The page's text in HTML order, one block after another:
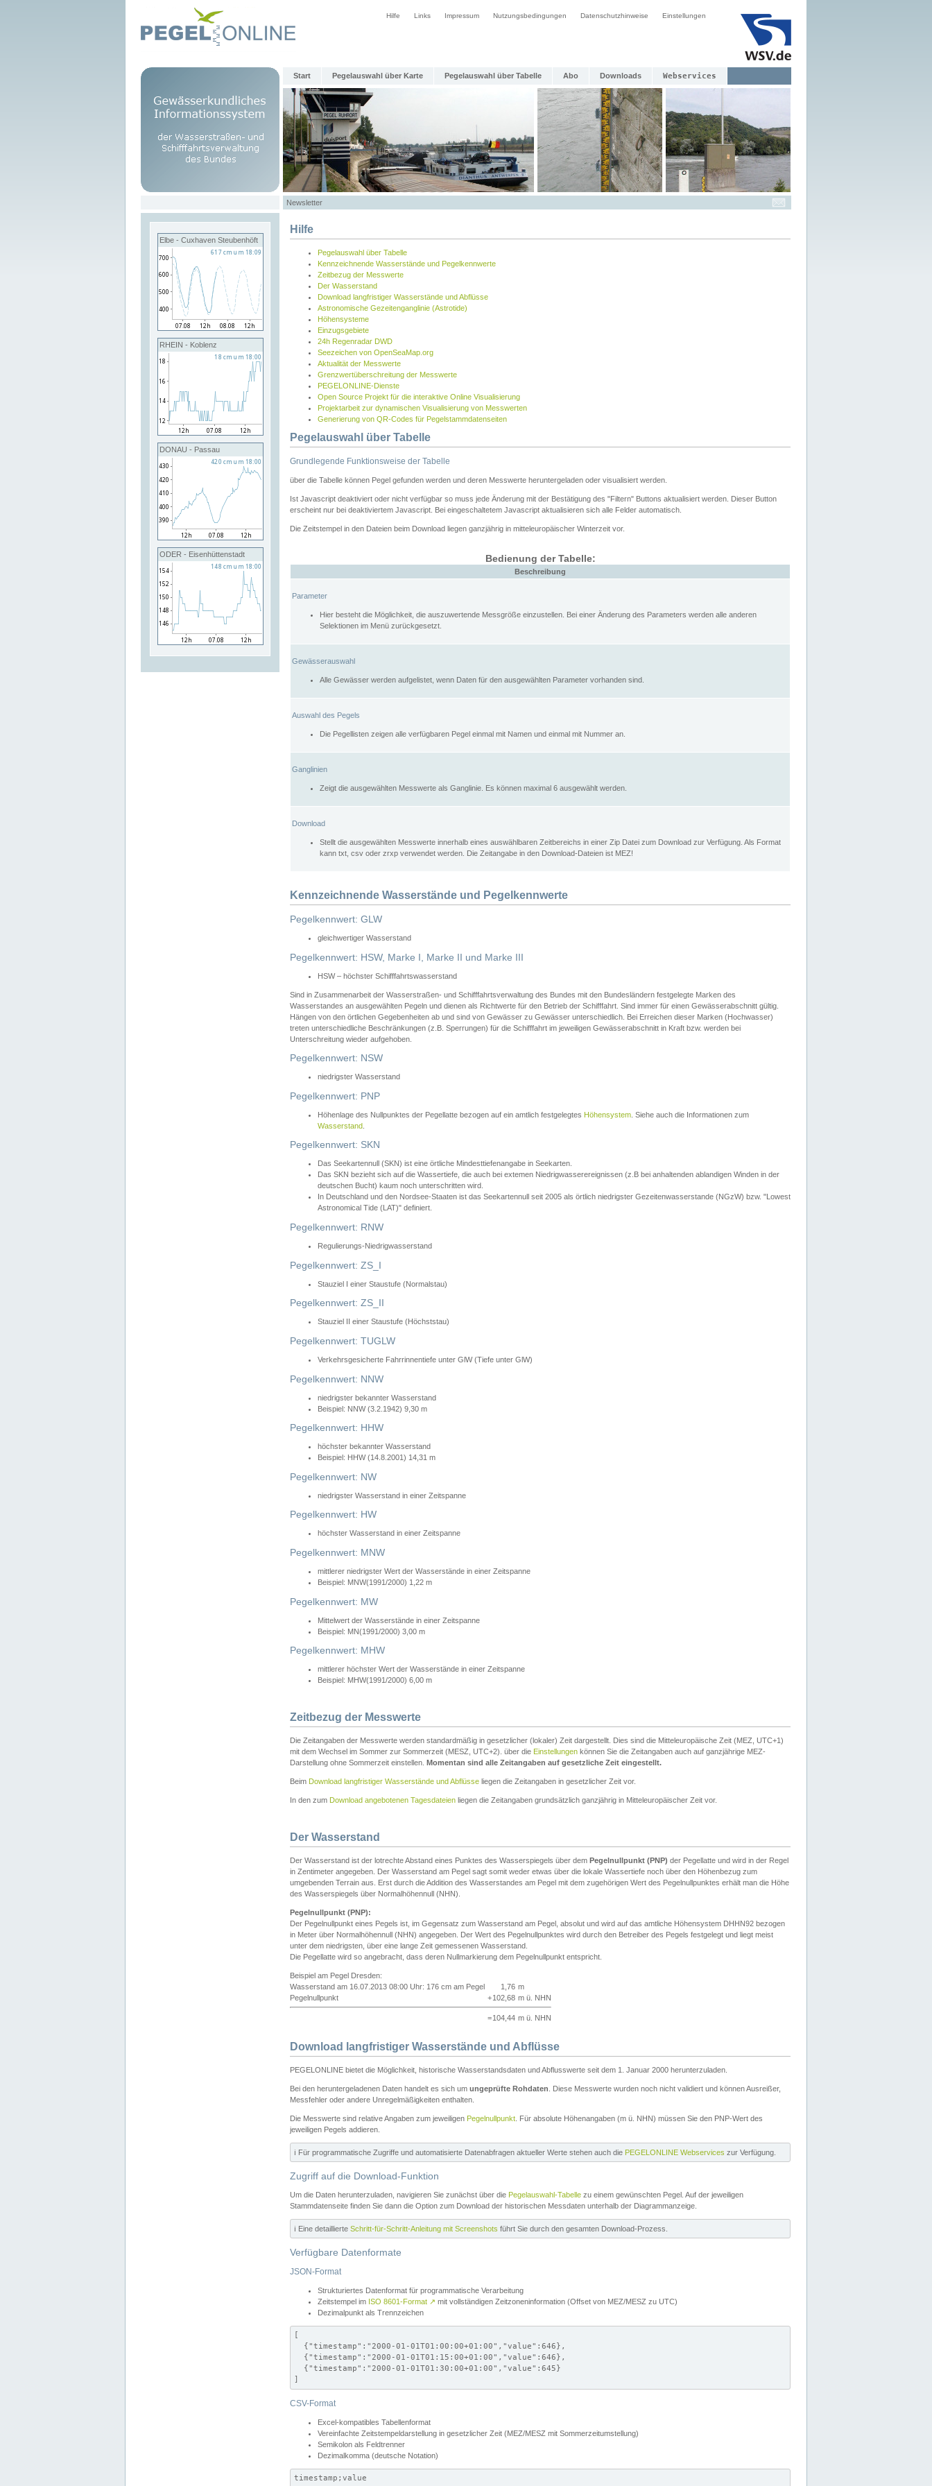
Hilfe Links Impressum Nutzungsbedingungen Datenschutzhinweise Einstellungen
Start Pegelauswahl über Karte Pegelauswahl über Tabelle Abo Downloads Webservices
Newsletter
Elbe - Cuxhaven Steubenhöft
RHEIN - Koblenz
DONAU - Passau
ODER - Eisenhüttenstadt
Hilfe
Pegelauswahl über Tabelle
Kennzeichnende Wasserstände und Pegelkennwerte
Zeitbezug der Messwerte
Der Wasserstand
Download langfristiger Wasserstände und Abflüsse
Astronomische Gezeitenganglinie (Astrotide)
Höhensysteme
Einzugsgebiete
24h Regenradar DWD
Seezeichen von OpenSeaMap.org
Aktualität der Messwerte
Grenzwertüberschreitung der Messwerte
PEGELONLINE-Dienste
Open Source Projekt für die interaktive Online Visualisierung
Projektarbeit zur dynamischen Visualisierung von Messwerten
Generierung von QR-Codes für Pegelstammdatenseiten
Pegelauswahl über Tabelle
Grundlegende Funktionsweise der Tabelle
über die Tabelle können Pegel gefunden werden und deren Messwerte heruntergeladen oder visualisiert werden.
Ist Javascript deaktiviert oder nicht verfügbar so muss jede Änderung mit der Bestätigung des "Filtern" Buttons aktualisiert werden. Dieser Button
erscheint nur bei deaktiviertem Javascript. Bei eingeschaltetem Javascript aktualisieren sich alle Felder automatisch.
Die Zeitstempel in den Dateien beim Download liegen ganzjährig in mitteleuropäischer Winterzeit vor.
Bedienung der Tabelle:
Beschreibung
Parameter
Hier besteht die Möglichkeit, die auszuwertende Messgröße einzustellen. Bei einer Änderung des Parameters werden alle anderen
Selektionen im Menü zurückgesetzt.
Gewässerauswahl
Alle Gewässer werden aufgelistet, wenn Daten für den ausgewählten Parameter vorhanden sind.
Auswahl des Pegels
Die Pegellisten zeigen alle verfügbaren Pegel einmal mit Namen und einmal mit Nummer an.
Ganglinien
Zeigt die ausgewählten Messwerte als Ganglinie. Es können maximal 6 ausgewählt werden.
Download
Stellt die ausgewählten Messwerte innerhalb eines auswählbaren Zeitbereichs in einer Zip Datei zum Download zur Verfügung. Als Format
kann txt, csv oder zrxp verwendet werden. Die Zeitangabe in den Download-Dateien ist MEZ!
Kennzeichnende Wasserstände und Pegelkennwerte
Pegelkennwert: GLW
gleichwertiger Wasserstand
Pegelkennwert: HSW, Marke I, Marke II und Marke III
HSW – höchster Schifffahrtswasserstand
Sind in Zusammenarbeit der Wasserstraßen- und Schifffahrtsverwaltung des Bundes mit den Bundesländern festgelegte Marken des
Wasserstandes an ausgewählten Pegeln und dienen als Richtwerte für den Betrieb der Schifffahrt. Sind immer für einen Gewässerabschnitt gültig.
Hängen von den örtlichen Gegebenheiten ab und sind von Gewässer zu Gewässer unterschiedlich. Bei Erreichen dieser Marken (Hochwasser)
treten unterschiedliche Beschränkungen (z.B. Sperrungen) für die Schifffahrt im jeweiligen Gewässerabschnitt in Kraft bzw. werden bei
Unterschreitung wieder aufgehoben.
Pegelkennwert: NSW
niedrigster Wasserstand
Pegelkennwert: PNP
Höhenlage des Nullpunktes der Pegellatte bezogen auf ein amtlich festgelegtes Höhensystem . Siehe auch die Informationen zum
Wasserstand
Pegelkennwert: SKN
Das Seekartennull (SKN) ist eine örtliche Mindesttiefenangabe in Seekarten.
Das SKN bezieht sich auf die Wassertiefe, die auch bei extemen Niedrigwasserereignissen (z.B bei anhaltenden ablandigen Winden in der
deutschen Bucht) kaum noch unterschritten wird.
In Deutschland und den Nordsee-Staaten ist das Seekartennull seit 2005 als örtlich niedrigster Gezeitenwasserstande (NGzW) bzw. "Lowest
Astronomical Tide (LAT)" definiert.
Pegelkennwert: RNW
Regulierungs-Niedrigwasserstand
Pegelkennwert: ZS_I
Stauziel I einer Staustufe (Normalstau)
Pegelkennwert: ZS_II
Stauziel II einer Staustufe (Höchststau)
Pegelkennwert: TUGLW
Verkehrsgesicherte Fahrrinnentiefe unter GlW (Tiefe unter GlW)
Pegelkennwert: NNW
niedrigster bekannter Wasserstand
Beispiel: NNW (3.2.1942) 9,30 m
Pegelkennwert: HHW
höchster bekannter Wasserstand
Beispiel: HHW (14.8.2001) 14,31 m
Pegelkennwert: NW
niedrigster Wasserstand in einer Zeitspanne
Pegelkennwert: HW
höchster Wasserstand in einer Zeitspanne
Pegelkennwert: MNW
mittlerer niedrigster Wert der Wasserstände in einer Zeitspanne
Beispiel: MNW(1991/2000) 1,22 m
Pegelkennwert: MW
Mittelwert der Wasserstände in einer Zeitspanne
Beispiel: MN(1991/2000) 3,00 m
Pegelkennwert: MHW
mittlerer höchster Wert der Wasserstände in einer Zeitspanne
Beispiel: MHW(1991/2000) 6,00 m
Zeitbezug der Messwerte
Die Zeitangaben der Messwerte werden standardmäßig in gesetzlicher (lokaler) Zeit dargestellt. Dies sind die Mitteleuropäische Zeit (MEZ, UTC+1)
mit dem Wechsel im Sommer zur Sommerzeit (MESZ, UTC+2). über die Einstellungen können Sie die Zeitangaben auch auf ganzjährige MEZ-
Darstellung ohne Sommerzeit einstellen. Momentan sind alle Zeitangaben auf gesetzliche Zeit eingestellt.
Beim Download langfristiger Wasserstände und Abflüsse liegen die Zeitangaben in gesetzlicher Zeit vor.
In den zum Download angebotenen Tagesdateien liegen die Zeitangaben grundsätzlich ganzjährig in Mitteleuropäischer Zeit vor.
Der Wasserstand
Der Wasserstand ist der lotrechte Abstand eines Punktes des Wasserspiegels über dem Pegelnullpunkt (PNP) der Pegellatte und wird in der Regel
in Zentimeter angegeben. Der Wasserstand am Pegel sagt somit weder etwas über die lokale Wassertiefe noch über den Höhenbezug zum
umgebenden Terrain aus. Erst durch die Addition des Wasserstandes am Pegel mit dem zugehörigen Wert des Pegelnullpunktes erhält man die Höhe
des Wasserspiegels über Normalhöhennull (NHN).
Pegelnullpunkt (PNP):
Der Pegelnullpunkt eines Pegels ist, im Gegensatz zum Wasserstand am Pegel, absolut und wird auf das amtliche Höhensystem DHHN92 bezogen
in Meter über Normalhöhennull (NHN) angegeben. Der Wert des Pegelnullpunktes wird durch den Betreiber des Pegels festgelegt und liegt meist
unter dem niedrigsten, über eine lange Zeit gemessenen Wasserstand.
Die Pegellatte wird so angebracht, dass deren Nullmarkierung dem Pegelnullpunkt entspricht.
Beispiel am Pegel Dresden:
Wasserstand am 16.07.2013 08:00 Uhr: 176 cm am Pegel
1,76 m
Pegelnullpunkt
+102,68 m ü. NHN
=104,44 m ü. NHN
Download langfristiger Wasserstände und Abflüsse
PEGELONLINE bietet die Möglichkeit, historische Wasserstandsdaten und Abflusswerte seit dem 1. Januar 2000 herunterzuladen.
Bei den heruntergeladenen Daten handelt es sich um ungeprüfte Rohdaten . Diese Messwerte wurden noch nicht validiert und können Ausreißer,
Messfehler oder andere Unregelmäßigkeiten enthalten.
Die Messwerte sind relative Angaben zum jeweiligen Pegelnullpunkt . Für absolute Höhenangaben (m ü. NHN) müssen Sie den PNP-Wert des
jeweiligen Pegels addieren.
ℹ️ Für programmatische Zugriffe und automatisierte Datenabfragen aktueller Werte stehen auch die PEGELONLINE Webservices zur Verfügung.
Zugriff auf die Download-Funktion
Um die Daten herunterzuladen, navigieren Sie zunächst über die Pegelauswahl-Tabelle zu einem gewünschten Pegel. Auf der jeweiligen
Stammdatenseite finden Sie dann die Option zum Download der historischen Messdaten unterhalb der Diagrammanzeige.
ℹ️ Eine detaillierte Schritt-für-Schritt-Anleitung mit Screenshots führt Sie durch den gesamten Download-Prozess.
Verfügbare Datenformate
JSON-Format
Strukturiertes Datenformat für programmatische Verarbeitung
Zeitstempel im ISO 8601-Format ↗ mit vollständigen Zeitzoneninformation (Offset von MEZ/MESZ zu UTC)
Dezimalpunkt als Trennzeichen
[
  {"timestamp":"2000-01-01T01:00:00+01:00","value":646},
  {"timestamp":"2000-01-01T01:15:00+01:00","value":646},
  {"timestamp":"2000-01-01T01:30:00+01:00","value":645}
]
CSV-Format
Excel-kompatibles Tabellenformat
Vereinfachte Zeitstempeldarstellung in gesetzlicher Zeit (MEZ/MESZ mit Sommerzeitumstellung)
Semikolon als Feldtrenner
Dezimalkomma (deutsche Notation)
timestamp;value